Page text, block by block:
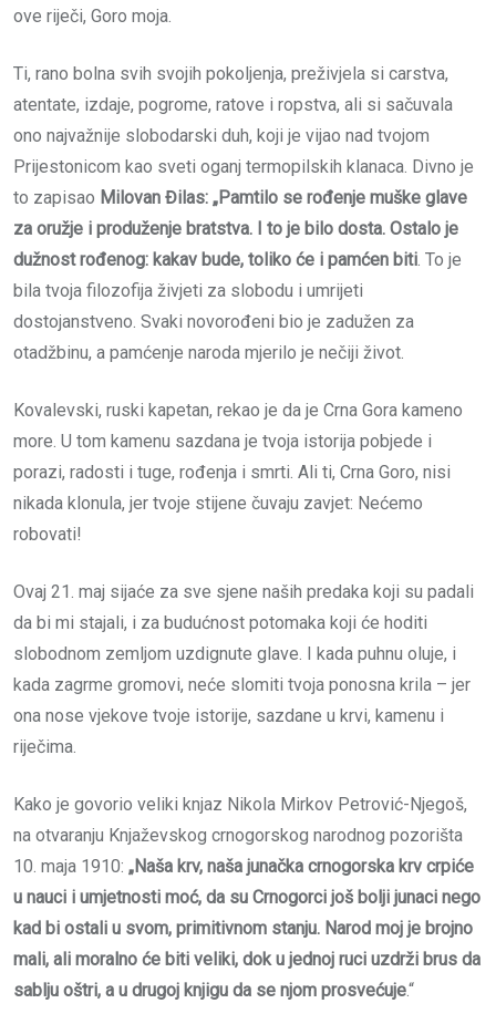
ove riječi, Goro moja.
Ti, rano bolna svih svojih pokoljenja, preživjela si carstva,
atentate, izdaje, pogrome, ratove i ropstva, ali si sačuvala
ono najvažnije slobodarski duh, koji je vijao nad tvojom
Prijestonicom kao sveti oganj termopilskih klanaca. Divno je
to zapisao Milovan Đilas: „Pamtilo se rođenje muške glave
za oružje i produženje bratstva. I to je bilo dosta. Ostalo je
dužnost rođenog: kakav bude, toliko će i pamćen biti. To je
bila tvoja filozofija živjeti za slobodu i umrijeti
dostojanstveno. Svaki novorođeni bio je zadužen za
otadžbinu, a pamćenje naroda mjerilo je nečiji život.
Kovalevski, ruski kapetan, rekao je da je Crna Gora kameno
more. U tom kamenu sazdana je tvoja istorija pobjede i
porazi, radosti i tuge, rođenja i smrti. Ali ti, Crna Goro, nisi
nikada klonula, jer tvoje stijene čuvaju zavjet: Nećemo
robovati!
Ovaj 21. maj sijaće za sve sjene naših predaka koji su padali
da bi mi stajali, i za budućnost potomaka koji će hoditi
slobodnom zemljom uzdignute glave. I kada puhnu oluje, i
kada zagrme gromovi, neće slomiti tvoja ponosna krila – jer
ona nose vjekove tvoje istorije, sazdane u krvi, kamenu i
riječima.
Kako je govorio veliki knjaz Nikola Mirkov Petrović-Njegoš,
na otvaranju Knjaževskog crnogorskog narodnog pozorišta
10. maja 1910: „Naša krv, naša junačka crnogorska krv crpiće
u nauci i umjetnosti moć, da su Crnogorci još bolji junaci nego
kad bi ostali u svom, primitivnom stanju. Narod moj je brojno
mali, ali moralno će biti veliki, dok u jednoj ruci uzdrži brus da
sablju oštri, a u drugoj knjigu da se njom prosvećuje.“